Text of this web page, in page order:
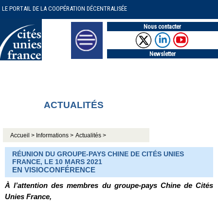
LE PORTAIL DE LA COOPÉRATION DÉCENTRALISÉE
Nous contacter
Newsletter
ACTUALITÉS
Accueil > Informations > Actualités >
RÉUNION DU GROUPE-PAYS CHINE DE CITÉS UNIES
FRANCE, LE 10 MARS 2021
EN VISIOCONFÉRENCE
À l’attention des membres du groupe-pays Chine de Cités
Unies France,